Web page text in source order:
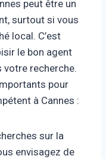
peut être un
surtout si vous
local. C’est
le bon agent
votre recherche.
pour
à Cannes :
sur la
envisagez de